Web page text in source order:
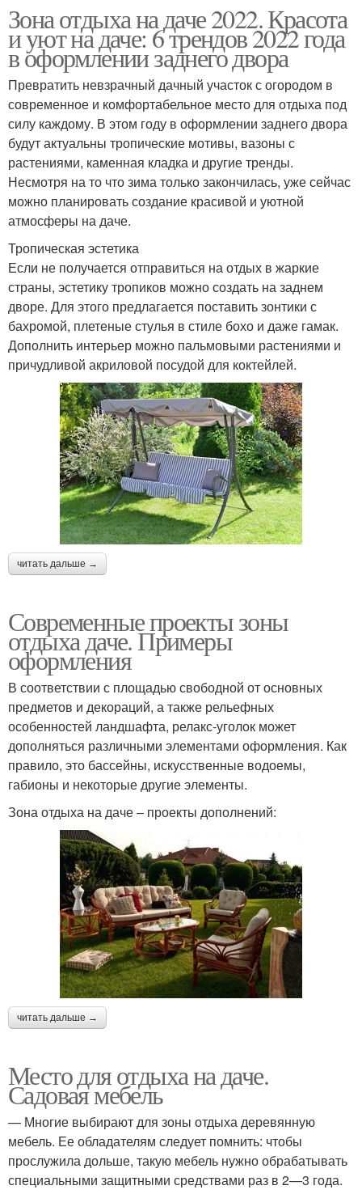
Зона отдыха на даче 2022. Красота
и уют на даче: 6 трендов 2022 года
в оформлении заднего двора
Превратить невзрачный дачный участок с огородом в
современное и комфортабельное место для отдыха под
силу каждому. В этом году в оформлении заднего двора
будут актуальны тропические мотивы, вазоны с
растениями, каменная кладка и другие тренды.
Несмотря на то что зима только закончилась, уже сейчас
можно планировать создание красивой и уютной
атмосферы на даче.
Тропическая эстетика
Если не получается отправиться на отдых в жаркие
страны, эстетику тропиков можно создать на заднем
дворе. Для этого предлагается поставить зонтики с
бахромой, плетеные стулья в стиле бохо и даже гамак.
Дополнить интерьер можно пальмовыми растениями и
причудливой акриловой посудой для коктейлей.
читать дальше →
Современные проекты зоны
отдыха даче. Примеры
оформления
В соответствии с площадью свободной от основных
предметов и декораций, а также рельефных
особенностей ландшафта, релакс-уголок может
дополняться различными элементами оформления. Как
правило, это бассейны, искусственные водоемы,
габионы и некоторые другие элементы.
Зона отдыха на даче – проекты дополнений:
читать дальше →
Место для отдыха на даче.
Садовая мебель
— Многие выбирают для зоны отдыха деревянную
мебель. Ее обладателям следует помнить: чтобы
прослужила дольше, такую мебель нужно обрабатывать
специальными защитными средствами раз в 2—3 года.